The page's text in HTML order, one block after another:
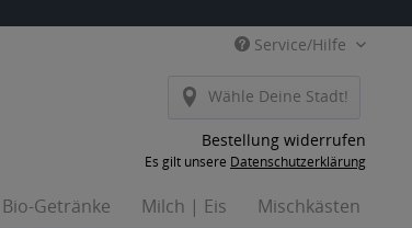
Service/Hilfe
Wähle Deine Stadt!
Bestellung widerrufen
Es gilt unsere Datenschutzerklärung
Bio-Getränke Milch | Eis Mischkästen